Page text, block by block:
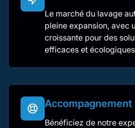
Le marché du lavage
pleine expansion, avec
croissante pour des
efficaces et
Accompagnement
Bénéficiez de notre